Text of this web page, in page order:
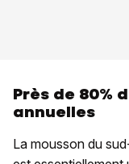
Près de 80%
annuelles
La mousson du